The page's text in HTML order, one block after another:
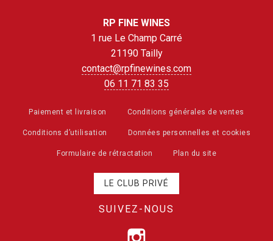
RP FINE WINES
1 rue Le Champ Carré
21190 Tailly
contact@rpfinewines.com
06 11 71 83 35
Paiement et livraison Conditions générales de ventes
Conditions d’utilisation Données personnelles et cookies
Formulaire de rétractation Plan du site
LE CLUB PRIVÉ
SUIVEZ-NOUS